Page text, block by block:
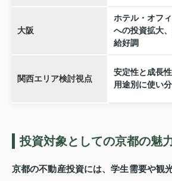
大阪
ホテル・オフ
への投資拡大
給好調
関西エリア検討視点
安定性と成長
用途別に使い
投資対象としての京都の魅
京都の不動産投資には、学生需要や観